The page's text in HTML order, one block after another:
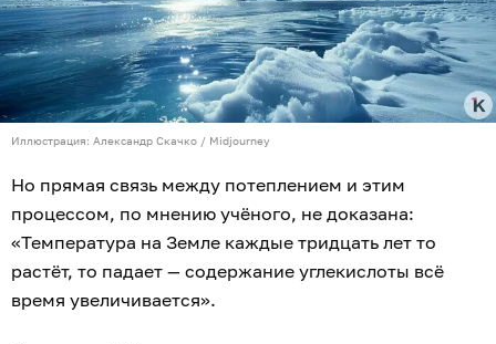
Иллюстрация: Александр Скачко / Midjourney
Но прямая связь между потеплением и этим
процессом, по мнению учёного, не доказана:
«Температура на Земле каждые тридцать лет то
растёт, то падает — содержание углекислоты всё
время увеличивается».